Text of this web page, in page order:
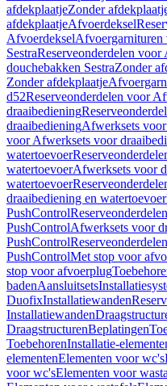
afdekplaatjeZonder
afdekplaatjeAfvoerdeksel
AfvoerdekselAfvoergarnituren
SestraReserveonderdelen
douchebakken SestraZonder
Zonder afdekplaatje
d52Reserveonderdelen voor
draaibediening
draaibedieningAfwerksets
voor Afwerksets voor
watertoevoer
watertoevoerAfwerksets voor
watertoevoer
draaibediening en watertoevoer
PushControl
PushControlAfwerksets voor
PushControl
PushControlMet stop voor
stop voor afvoerplug
badenAansluitsets
DuofixInstallatiewanden
Installatiewanden
DraagstructurenBeplatingen
ToebehorenInstallatie-
elementenElementen voor wc's
voor wc'sElementen voor